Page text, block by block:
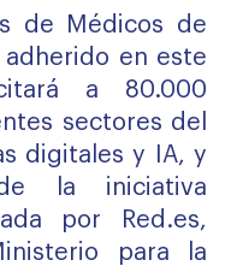
de Médicos de
adherido en este
a 80.000
sectores del
digitales y IA, y
la iniciativa
por Red.es,
para la